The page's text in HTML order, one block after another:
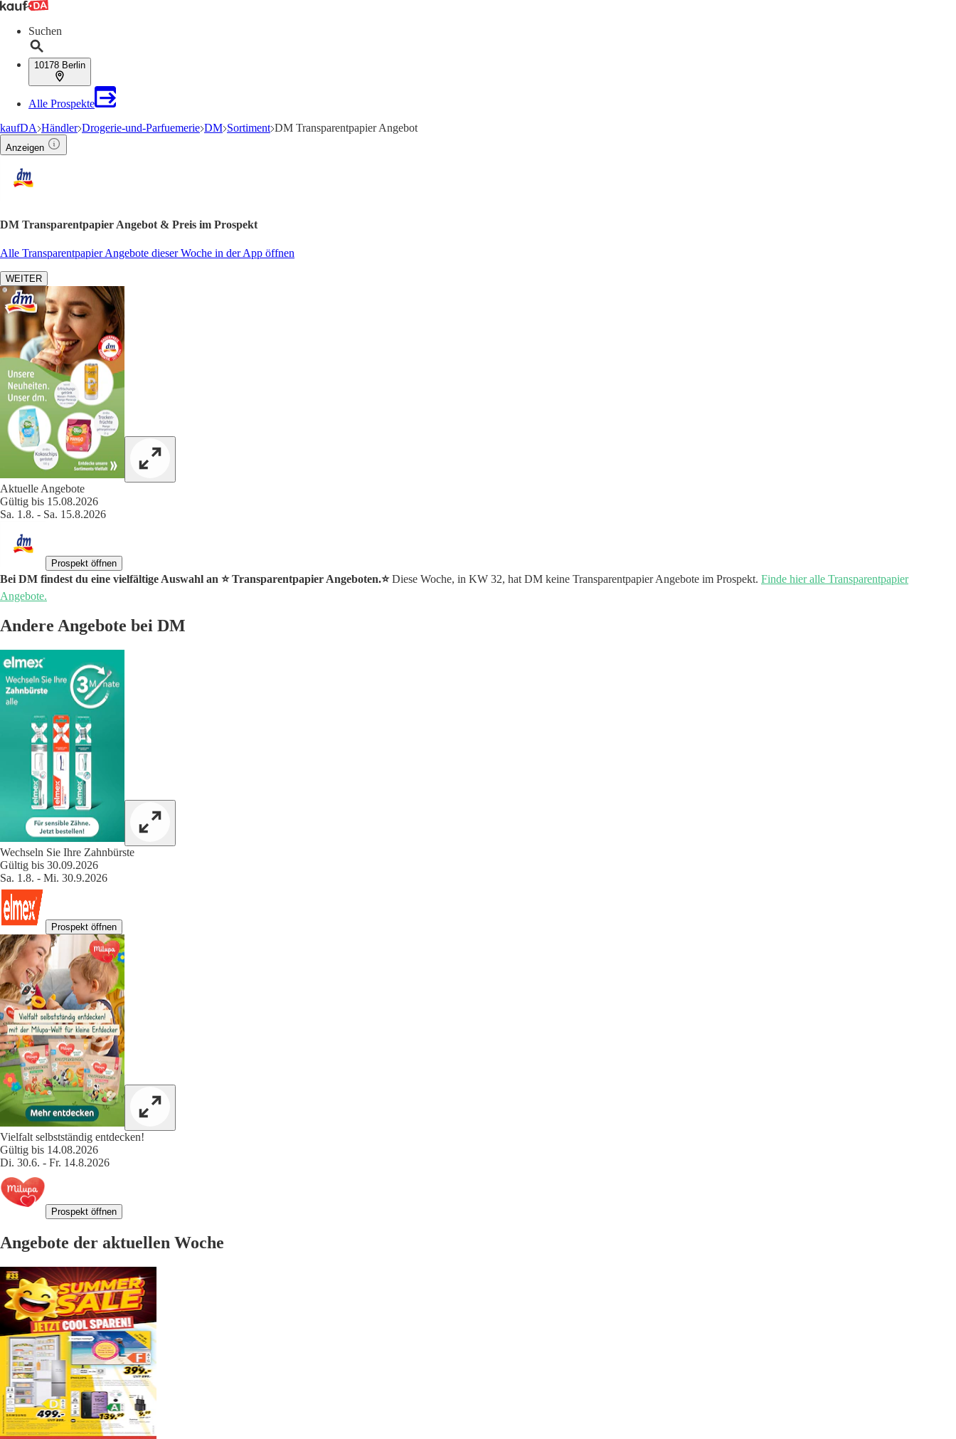
Suchen
10178 Berlin
Alle Prospekte
kaufDA Händler Drogerie-und-Parfuemerie DM Sortiment DM Transparentpapier Angebot
Anzeigen
DM Transparentpapier Angebot & Preis im Prospekt
Alle Transparentpapier Angebote dieser Woche in der App öffnen
WEITER
Aktuelle Angebote
Gültig bis 15.08.2026
Sa. 1.8. - Sa. 15.8.2026
Prospekt öffnen
Bei DM findest du eine vielfältige Auswahl an ⭐️ Transparentpapier Angeboten.⭐️Diese Woche, in KW 32, hat DM keine Transparentpapier Angebote im Prospekt. Finde hier alle Transparentpapier
Angebote.
Andere Angebote bei DM
Wechseln Sie Ihre Zahnbürste
Gültig bis 30.09.2026
Sa. 1.8. - Mi. 30.9.2026
Prospekt öffnen
Vielfalt selbstständig entdecken!
Gültig bis 14.08.2026
Di. 30.6. - Fr. 14.8.2026
Prospekt öffnen
Angebote der aktuellen Woche